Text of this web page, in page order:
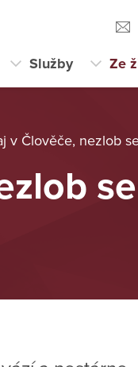
Služby Ze
v Člověče, nezlob
se